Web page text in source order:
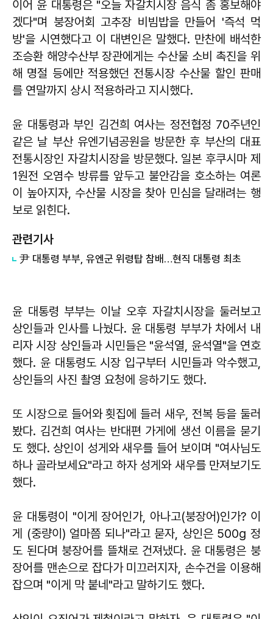
이어 윤 대통령은 "오늘 자갈치시장 음식 좀 홍보해야
겠다"며 붕장어회 고추장 비빔밥을 만들어 '즉석 먹
방'을 시연했다고 이 대변인은 말했다. 만찬에 배석한
조승환 해양수산부 장관에게는 수산물 소비 촉진을 위
해 명절 등에만 적용했던 전통시장 수산물 할인 판매
를 연말까지 상시 적용하라고 지시했다.
윤 대통령과 부인 김건희 여사는 정전협정 70주년인
같은 날 부산 유엔기념공원을 방문한 후 부산의 대표
전통시장인 자갈치시장을 방문했다. 일본 후쿠시마 제
1원전 오염수 방류를 앞두고 불안감을 호소하는 여론
이 높아지자, 수산물 시장을 찾아 민심을 달래려는 행
보로 읽힌다.
관련기사
​尹 대통령 부부, 유엔군 위령탑 참배…현직 대통령 최초
윤 대통령 부부는 이날 오후 자갈치시장을 둘러보고
상인들과 인사를 나눴다. 윤 대통령 부부가 차에서 내
리자 시장 상인들과 시민들은 "윤석열, 윤석열"을 연호
했다. 윤 대통령도 시장 입구부터 시민들과 악수했고,
상인들의 사진 촬영 요청에 응하기도 했다.
또 시장으로 들어와 횟집에 들러 새우, 전복 등을 둘러
봤다. 김건희 여사는 반대편 가게에 생선 이름을 묻기
도 했다. 상인이 성게와 새우를 들어 보이며 "여사님도
하나 골라보세요"라고 하자 성게와 새우를 만져보기도
했다.
윤 대통령이 "이게 장어인가, 아나고(붕장어)인가? 이
게 (중량이) 얼마쯤 되나"라고 묻자, 상인은 500g 정
도 된다며 붕장어를 뜰채로 건져냈다. 윤 대통령은 붕
장어를 맨손으로 잡다가 미끄러지자, 손수건을 이용해
잡으며 "이게 막 붙네"라고 말하기도 했다.